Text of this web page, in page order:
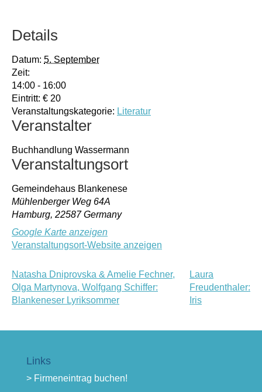
Details
Datum: 5. September
Zeit:
14:00 - 16:00
Eintritt: € 20
Veranstaltungskategorie: Literatur
Veranstaltungsort
Gemeindehaus Blankenese
Mühlenberger Weg 64A
Hamburg, 22587 Germany
Google Karte anzeigen
Veranstaltungsort-Website anzeigen
Veranstalter
Buchhandlung Wassermann
Natasha Dniprovska & Amelie Fechner,
Olga Martynova, Wolfgang Schiffer:
Blankeneser Lyriksommer
Laura
Freudenthaler:
Iris
Links
> Firmeneintrag buchen!